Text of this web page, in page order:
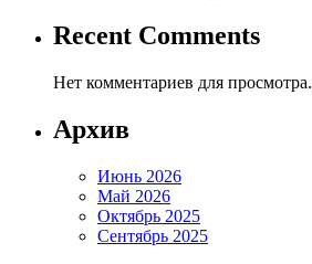
Recent Comments
Нет комментариев для просмотра.
Архив
Июнь 2026
Май 2026
Октябрь 2025
Сентябрь 2025